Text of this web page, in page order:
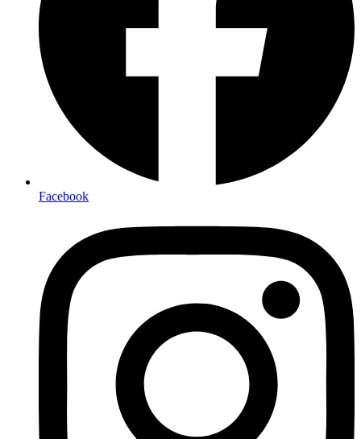
Facebook